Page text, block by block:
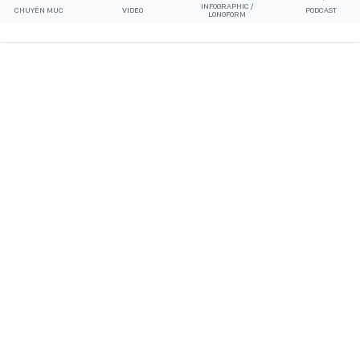
CHUYÊN MỤC VIDEO
INFOGRAPHIC /
LONGFORM
PODCAST